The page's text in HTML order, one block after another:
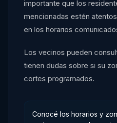
importante que los
mencionadas estén
en los horarios
Los vecinos pueden
tienen dudas sobre si su
cortes programados.
Conocé los horarios y